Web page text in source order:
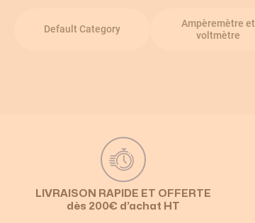
Default Category
Ampèremètre et
voltmètre
LIVRAISON RAPIDE ET OFFERTE
dès 200€ d’achat HT